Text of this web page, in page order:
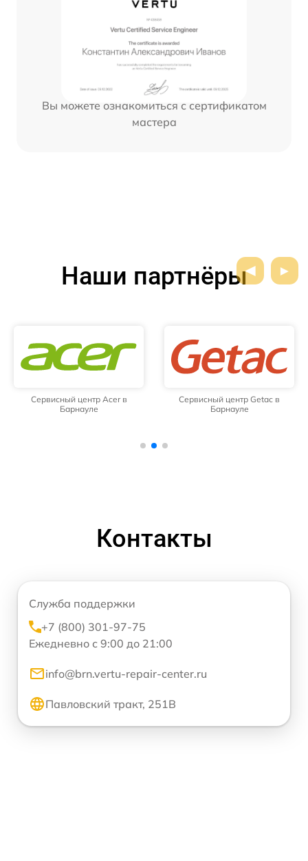
Вы можете ознакомиться с сертификатом
мастера
Наши партнёры
Сервисный центр Acer в
Барнауле
Сервисный центр Getac в
Барнауле
Контакты
Служба поддержки
+7 (800) 301-97-75
Ежедневно с 9:00 до 21:00
info@brn.vertu-repair-center.ru
Павловский тракт, 251В